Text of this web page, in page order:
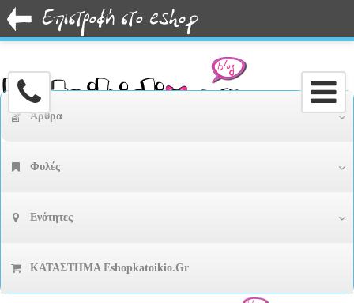
Άρθρα
Φυλές
Ενότητες
ΚΑΤΑΣΤΗΜΑ Eshopkatoikio.gr